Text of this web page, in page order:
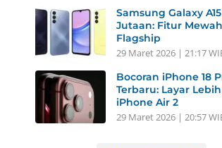
Samsung Galaxy
Jutaan: Fitur
Flagship
29 Maret 2026 | 21:17
Bocoran iPhone 18
Terbaru: Layar
iPhone Air 2
29 Maret 2026 | 20:57